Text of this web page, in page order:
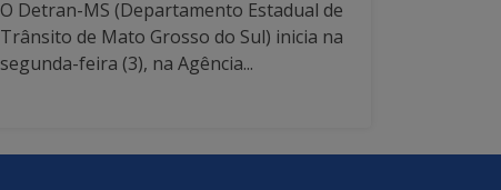
O Detran-MS (Departamento Estadual de
Trânsito de Mato Grosso do Sul) inicia na
segunda-feira (3), na Agência...